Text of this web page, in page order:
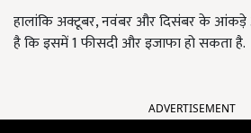
हालांकि अक्टूबर, नवंबर और दिसंबर के आंकड़े
है कि इसमें 1 फीसदी और इजाफा हो सकता है.
ADVERTISEMENT